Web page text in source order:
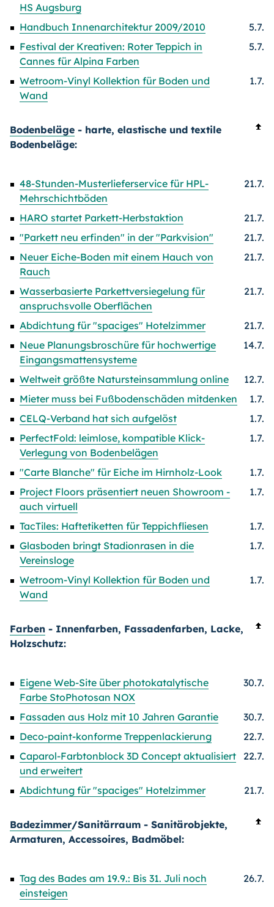
HS Augsburg
Handbuch Innenarchitektur 2009/2010
5.7.
Festival der Kreativen: Roter Teppich in
Cannes für Alpina Farben
5.7.
Wetroom-Vinyl Kollektion für Boden und
Wand
1.7.
Bodenbeläge - harte, elastische und textile
Bodenbeläge:
48-Stunden-Musterlieferservice für HPL-
Mehrschichtböden
21.7.
HARO startet Parkett-Herbstaktion
21.7.
"Parkett neu erfinden" in der "Parkvision"
21.7.
Neuer Eiche-Boden mit einem Hauch von
Rauch
21.7.
Wasserbasierte Parkettversiegelung für
anspruchsvolle Oberflächen
21.7.
Abdichtung für "spaciges" Hotelzimmer
21.7.
Neue Planungsbroschüre für hochwertige
Eingangsmattensysteme
14.7.
Weltweit größte Natursteinsammlung online
12.7.
Mieter muss bei Fußbodenschäden mitdenken
1.7.
CELQ-Verband hat sich aufgelöst
1.7.
PerfectFold: leimlose, kompatible Klick-
Verlegung von Bodenbelägen
1.7.
"Carte Blanche" für Eiche im Hirnholz-Look
1.7.
Project Floors präsentiert neuen Showroom -
auch virtuell
1.7.
TacTiles: Haftetiketten für Teppichfliesen
1.7.
Glasboden bringt Stadionrasen in die
Vereinsloge
1.7.
Wetroom-Vinyl Kollektion für Boden und
Wand
1.7.
Farben - Innenfarben, Fassadenfarben, Lacke,
Holzschutz:
Eigene Web-Site über photokatalytische
Farbe StoPhotosan NOX
30.7.
Fassaden aus Holz mit 10 Jahren Garantie
30.7.
Deco-paint-konforme Treppenlackierung
22.7.
Caparol-Farbtonblock 3D Concept aktualisiert
und erweitert
22.7.
Abdichtung für "spaciges" Hotelzimmer 21.7.
Badezimmer/Sanitärraum - Sanitärobjekte,
Armaturen, Accessoires, Badmöbel:
Tag des Bades am 19.9.: Bis 31. Juli noch
einsteigen
26.7.